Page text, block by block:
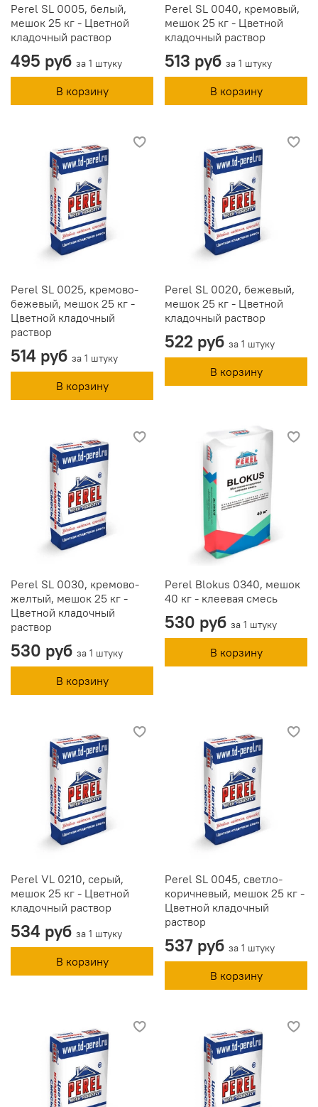
Perel SL 0005, белый,
мешок 25 кг - Цветной
кладочный раствор
495 руб за 1 штуку
В корзину
Perel SL 0040, кремовый,
мешок 25 кг - Цветной
кладочный раствор
513 руб за 1 штуку
В корзину
Perel SL 0025, кремово-
бежевый, мешок 25 кг -
Цветной кладочный
раствор
514 руб за 1 штуку
В корзину
Perel SL 0020, бежевый,
мешок 25 кг - Цветной
кладочный раствор
522 руб за 1 штуку
В корзину
Perel SL 0030, кремово-
желтый, мешок 25 кг -
Цветной кладочный
раствор
530 руб за 1 штуку
В корзину
Perel Blokus 0340, мешок
40 кг - клеевая смесь
530 руб за 1 штуку
В корзину
Perel VL 0210, серый,
мешок 25 кг - Цветной
кладочный раствор
534 руб за 1 штуку
В корзину
Perel SL 0045, светло-
коричневый, мешок 25 кг -
Цветной кладочный
раствор
537 руб за 1 штуку
В корзину